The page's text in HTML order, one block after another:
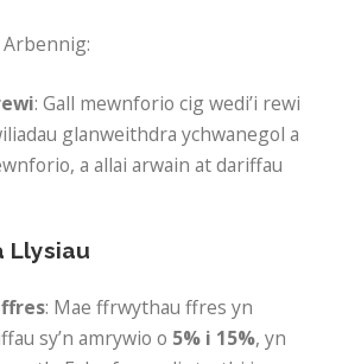
: Gall mewnforio cig wedi’i rewi
glanweithdra ychwanegol a
a allai arwain at dariffau
Llysiau
: Mae ffrwythau ffres yn
sy’n amrywio o 5% i 15%, yn